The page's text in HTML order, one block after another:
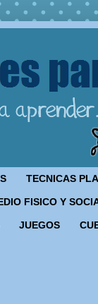
TECNICAS
FISICO Y
JUEGOS